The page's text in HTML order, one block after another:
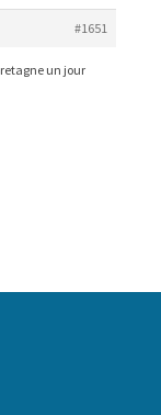
#1651
un jour